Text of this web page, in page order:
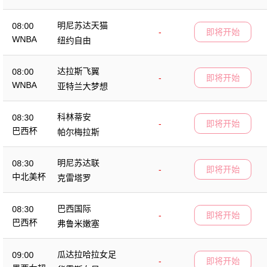
08:00
WNBA
明尼苏达天猫
-
纽约自由
即将开始
08:00
WNBA
达拉斯飞翼
-
亚特兰大梦想
即将开始
08:30
巴西杯
科林蒂安
-
帕尔梅拉斯
即将开始
08:30
中北美杯
明尼苏达联
-
克雷塔罗
即将开始
08:30
巴西杯
巴西国际
-
弗鲁米嫩塞
即将开始
09:00
瓜达拉哈拉女足
-
即将开始